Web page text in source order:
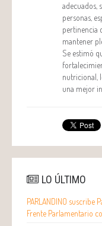
adecuados,
personas,
pertinencia
mantener
Se estimó
nutricional,
una mejor
LO ÚLTIMO
PARLANDINO suscribe
Frente Parlamentario